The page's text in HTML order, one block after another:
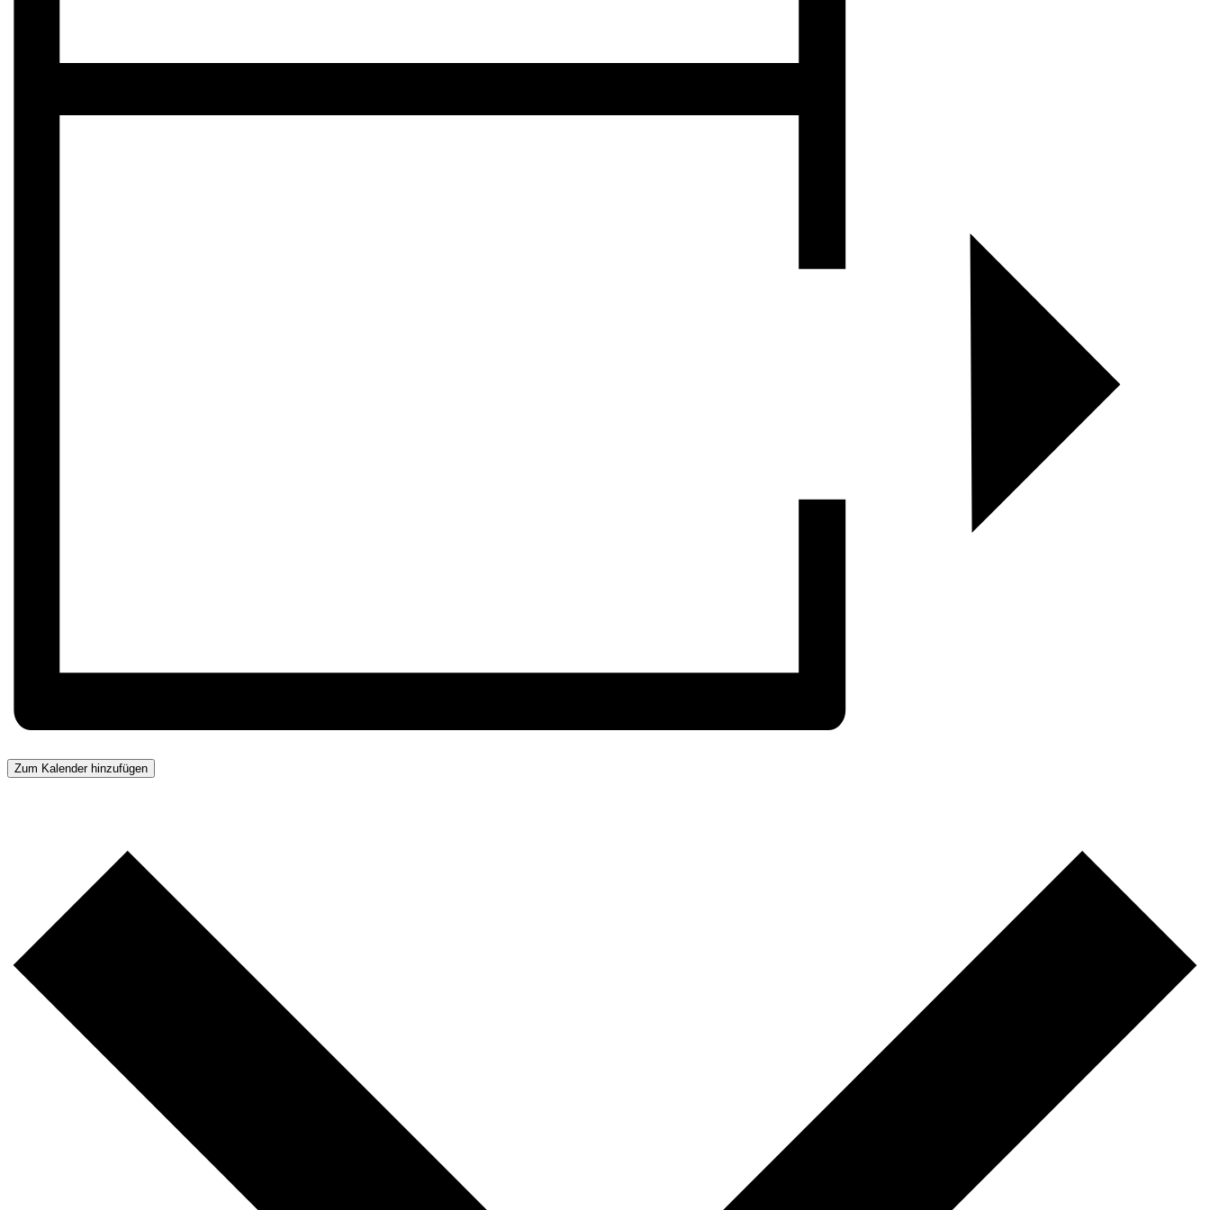
Zum Kalender hinzufügen